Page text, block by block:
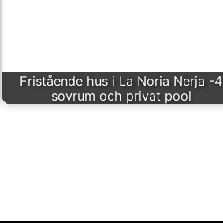
Fristående hus i La Noria Nerja -4
sovrum och privat pool